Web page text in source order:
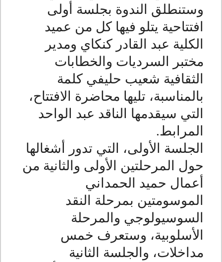
وستنطلق الندوة بجلسة أولى
افتتاحية يتلو فيها كل من عميد
الكلية عبد القادر كنكاي ومدير
مختبر السرديات والخطابات
الثقافية شعيب حليفي كلمة
بالمناسبة، تليها محاضرة الافتتاح،
التي سيقدمها الناقد عبد الواحد
المرابط.
الجلسة الأولى، التي تدور أشغالها
حول المرحلتين الأولى والثانية من
أعمال حميد الحمداني
الموسومتين بمرحلة النقد
السوسيولوجي والمرحلة
الأسلوبية، وستعرف خمس
مداخلات، والجلسة الثانية